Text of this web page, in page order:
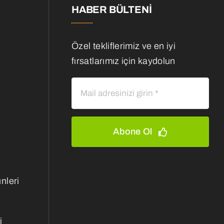
HABER BÜLTENI
Özel tekliflerimiz ve en iyi
fırsatlarımız için kaydolun
Abone Ol